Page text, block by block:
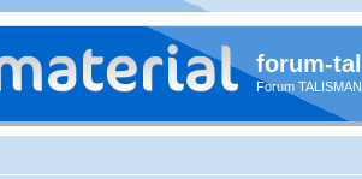
forum-
Forum TALISMAN